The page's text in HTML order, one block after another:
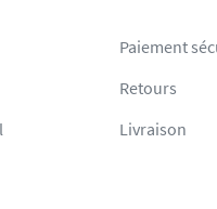
Paiement
Retours
Livraison